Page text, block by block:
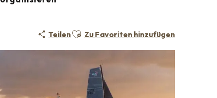
TeilenAjouter aux favoris
Zu Favoriten hinzufügen